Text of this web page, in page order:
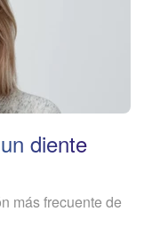
diente
más frecuente de